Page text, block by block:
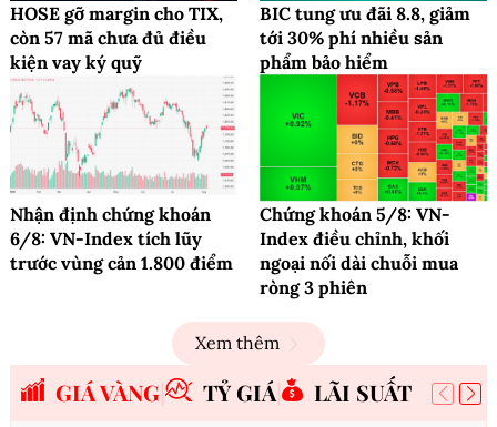
HOSE gỡ margin cho TIX,
còn 57 mã chưa đủ điều
kiện vay ký quỹ
BIC tung ưu đãi 8.8, giảm
tới 30% phí nhiều sản
phẩm bảo hiểm
Nhận định chứng khoán
6/8: VN-Index tích lũy
trước vùng cản 1.800 điểm
Chứng khoán 5/8: VN-
Index điều chỉnh, khối
ngoại nối dài chuỗi mua
ròng 3 phiên
Xem thêm
GIÁ VÀNG TỶ GIÁ LÃI SUẤT